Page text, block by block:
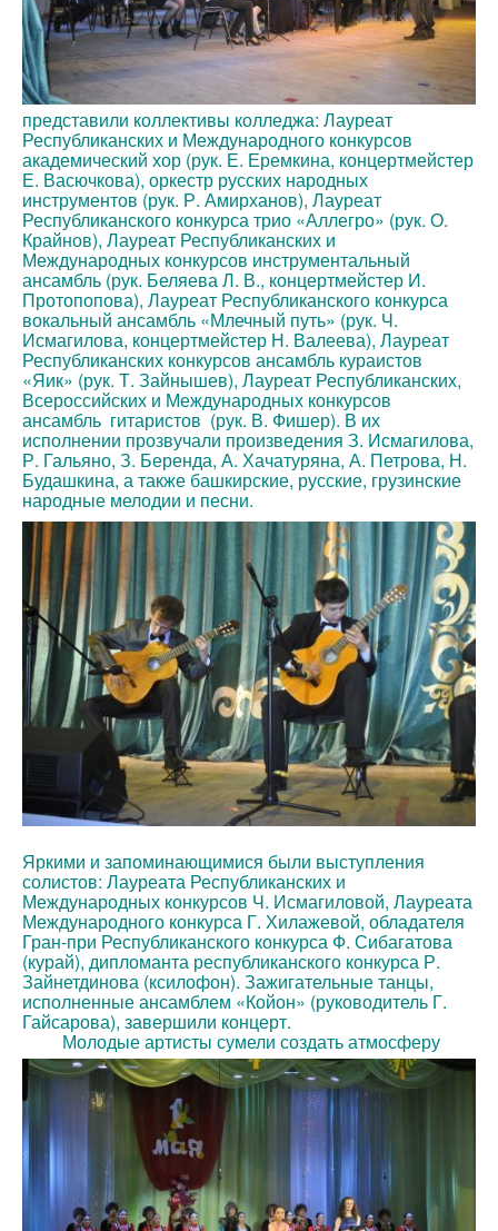
представили коллективы колледжа: Лауреат
Республиканских и Международного конкурсов
академический хор (рук. Е. Еремкина, концертмейстер
Е. Васючкова), оркестр русских народных
инструментов (рук. Р. Амирханов), Лауреат
Республиканского конкурса трио «Аллегро» (рук. О.
Крайнов), Лауреат Республиканских и
Международных конкурсов инструментальный
ансамбль (рук. Беляева Л. В., концертмейстер И.
Протопопова), Лауреат Республиканского конкурса
вокальный ансамбль «Млечный путь» (рук. Ч.
Исмагилова, концертмейстер Н. Валеева), Лауреат
Республиканских конкурсов ансамбль кураистов
«Яик» (рук. Т. Зайнышев), Лауреат Республиканских,
Всероссийских и Международных конкурсов
ансамбль гитаристов (рук. В. Фишер). В их
исполнении прозвучали произведения З. Исмагилова,
Р. Гальяно, З. Беренда, А. Хачатуряна, А. Петрова, Н.
Будашкина, а также башкирские, русские, грузинские
народные мелодии и песни.
Яркими и запоминающимися были выступления
солистов: Лауреата Республиканских и
Международных конкурсов Ч. Исмагиловой, Лауреата
Международного конкурса Г. Хилажевой, обладателя
Гран-при Республиканского конкурса Ф. Сибагатова
(курай), дипломанта республиканского конкурса Р.
Зайнетдинова (ксилофон). Зажигательные танцы,
исполненные ансамблем «Койон» (руководитель Г.
Гайсарова), завершили концерт.
Молодые артисты сумели создать атмосферу